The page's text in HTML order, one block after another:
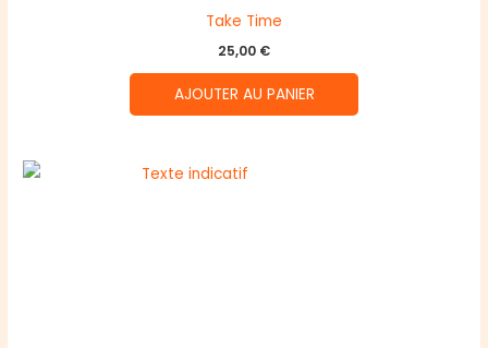
Take Time
25,00 €
AJOUTER AU PANIER